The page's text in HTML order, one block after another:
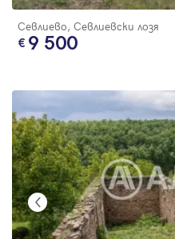
Севлиево, Севлиевски лозя
9 500